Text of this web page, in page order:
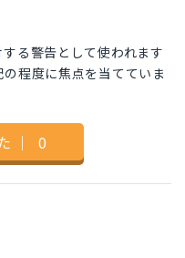
る警告として使われます
程度に焦点を当てていま
｜ 0